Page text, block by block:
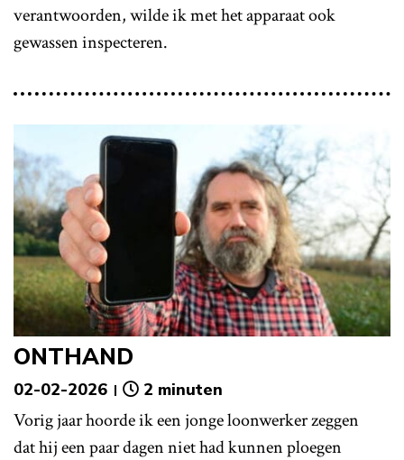
verantwoorden, wilde ik met het apparaat ook
gewassen inspecteren.
ONTHAND
02-02-2026 2 minuten
Vorig jaar hoorde ik een jonge loonwerker zeggen
dat hij een paar dagen niet had kunnen ploegen